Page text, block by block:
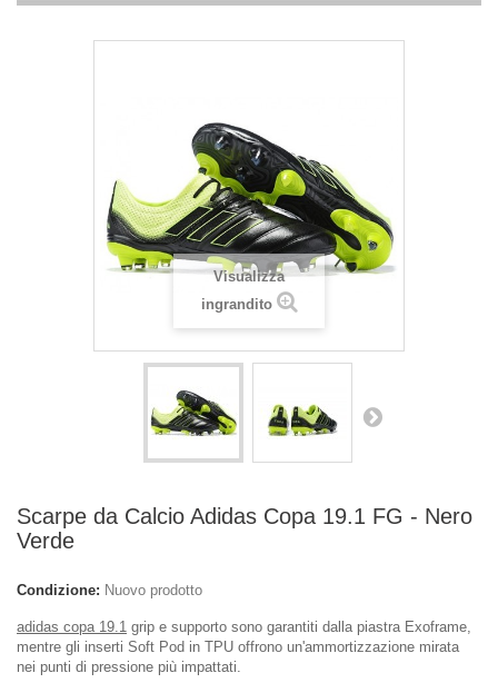
Visualizza
ingrandito
Scarpe da Calcio Adidas Copa 19.1 FG - Nero
Verde
Condizione: Nuovo prodotto
adidas copa 19.1 grip e supporto sono garantiti dalla piastra Exoframe,
mentre gli inserti Soft Pod in TPU offrono un'ammortizzazione mirata
nei punti di pressione più impattati.